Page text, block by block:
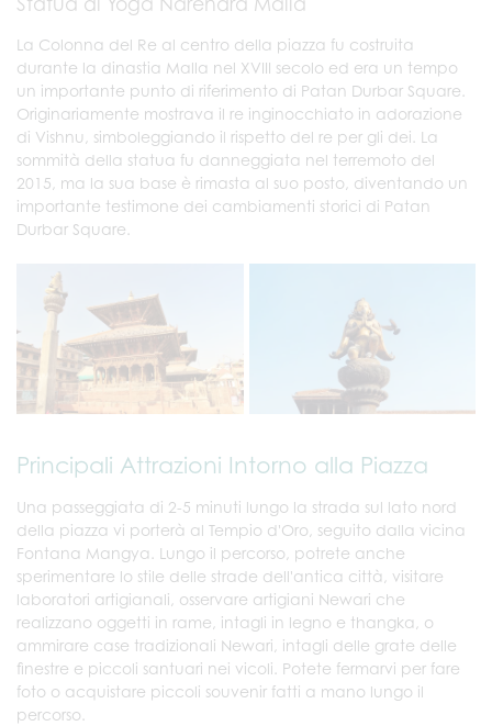
La Colonna del Re al centro della piazza fu costruita
durante la dinastia Malla nel XVIII secolo ed era un tempo
un importante punto di riferimento di Patan Durbar Square.
Originariamente mostrava il re inginocchiato in adorazione
di Vishnu, simboleggiando il rispetto del re per gli dei. La
sommità della statua fu danneggiata nel terremoto del
2015, ma la sua base è rimasta al suo posto, diventando un
importante testimone dei cambiamenti storici di Patan
Durbar Square.
Principali Attrazioni Intorno alla Piazza
Una passeggiata di 2-5 minuti lungo la strada sul lato nord
della piazza vi porterà al Tempio d'Oro, seguito dalla vicina
Fontana Mangya. Lungo il percorso, potrete anche
sperimentare lo stile delle strade dell'antica città, visitare
laboratori artigianali, osservare artigiani Newari che
realizzano oggetti in rame, intagli in legno e thangka, o
ammirare case tradizionali Newari, intagli delle grate delle
finestre e piccoli santuari nei vicoli. Potete fermarvi per fare
foto o acquistare piccoli souvenir fatti a mano lungo il
percorso.